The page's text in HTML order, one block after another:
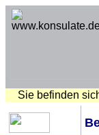
Sie befinden